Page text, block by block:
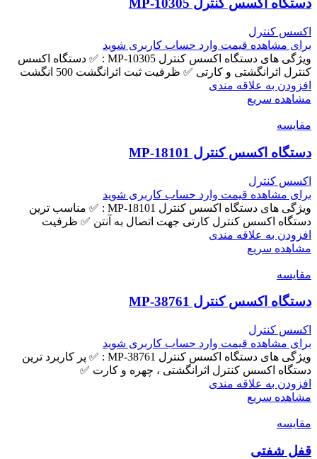
دستگاه اکسس کنترل MP-10305
اکسس کنترل
برای مشاهده قیمت وارد حساب کاربری شوید
ویژگی های دستگاه اکسس کنترل MP-10305 : ✅ دستگاه اکسس
کنترل اثرانگشتی و کارتی ✅ ظرفیت ثبت اثرانگشت 500 انگشت
افزودن به علاقه مندی
مشاهده سریع
مقایسه
دستگاه اکسس کنترل MP-18101
اکسس کنترل
برای مشاهده قیمت وارد حساب کاربری شوید
ویژگی های دستگاه اکسس کنترل MP-18101 : ✅ مناسب ترین
دستگاه اکسس کنترل کارتی جهت اتصال به آنتن ✅ ظرفیت
افزودن به علاقه مندی
مشاهده سریع
مقایسه
دستگاه اکسس کنترل MP-38761
اکسس کنترل
برای مشاهده قیمت وارد حساب کاربری شوید
ویژگی های دستگاه اکسس کنترل MP-38761 : ✅ پر کاربرد ترین
دستگاه اکسس کنترل اثرانگشتی ، چهره و کارت ✅
افزودن به علاقه مندی
مشاهده سریع
مقایسه
قفل شفتی